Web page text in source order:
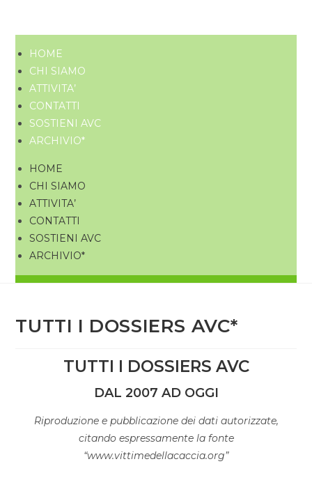
HOME
CHI SIAMO
ATTIVITA’
CONTATTI
SOSTIENI AVC
ARCHIVIO*
HOME
CHI SIAMO
ATTIVITA’
CONTATTI
SOSTIENI AVC
ARCHIVIO*
TUTTI I DOSSIERS AVC*
TUTTI I DOSSIERS AVC
DAL 2007 AD OGGI
Riproduzione e pubblicazione dei dati autorizzate,
citando espressamente la fonte
“www.vittimedellacaccia.org”